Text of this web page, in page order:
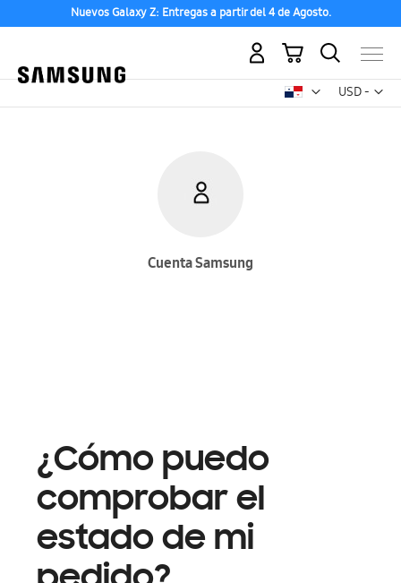
Nuevos Galaxy Z: Entregas a partir del 4 de Agosto.
USD -
dólar
Mi carrito
Cuenta Samsung
¿Cómo puedo
comprobar el
estado de mi